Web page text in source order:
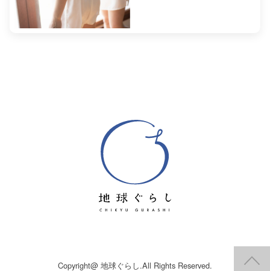
Copyright@ 地球ぐらし.All Rights Reserved.